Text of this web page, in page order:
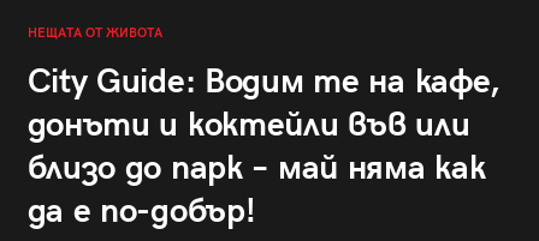
НЕЩАТА ОТ ЖИВОТА
City Guide: Водим те на кафе,
донъти и коктейли във или
близо до парк – май няма как
да е по-добър!